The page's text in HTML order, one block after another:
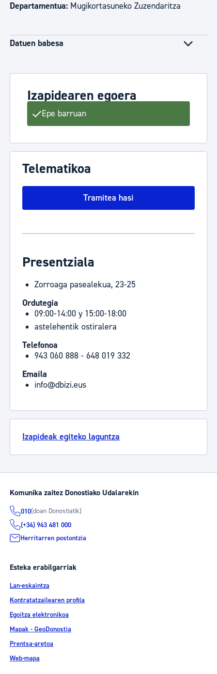
Departamentua: Mugikortasuneko Zuzendaritza
Datuen babesa
Izapidearen egoera
Epe barruan
Telematikoa
Tramitea hasi
Presentziala
Zorroaga pasealekua, 23-25
Ordutegia
09:00-14:00 y 15:00-18:00
astelehentik ostiralera
Telefonoa
943 060 888 - 648 019 332
Emaila
info@dbizi.eus
Izapideak egiteko laguntza
Komunika zaitez Donostiako Udalarekin
010(doan Donostiatik)
(+34) 943 481 000
Herritarren postontzia
Esteka erabilgarriak
Lan-eskaintza
Kontratatzailearen profila
Egoitza elektronikoa
Mapak - GeoDonostia
Prentsa-aretoa
Web-mapa